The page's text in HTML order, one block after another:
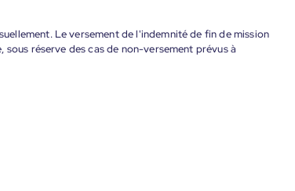
Le versement de l'indemnité de fin de mission
réserve des cas de non-versement prévus à